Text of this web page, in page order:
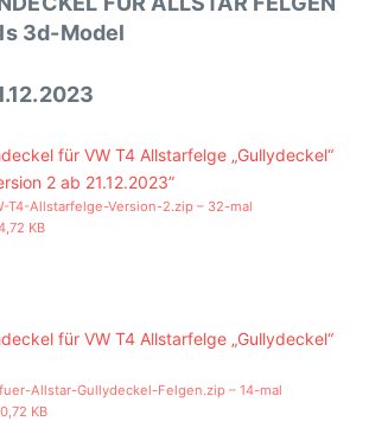
3d-Model
für VW T4 Allstarfelge „Gullydeckel“
2 ab 21.12.2023”
T4-Allstarfelge-Version-2.zip – 32-mal
KB
für VW T4 Allstarfelge „Gullydeckel“
Allstar-Gullydeckel-Felgen.zip – 14-mal
KB